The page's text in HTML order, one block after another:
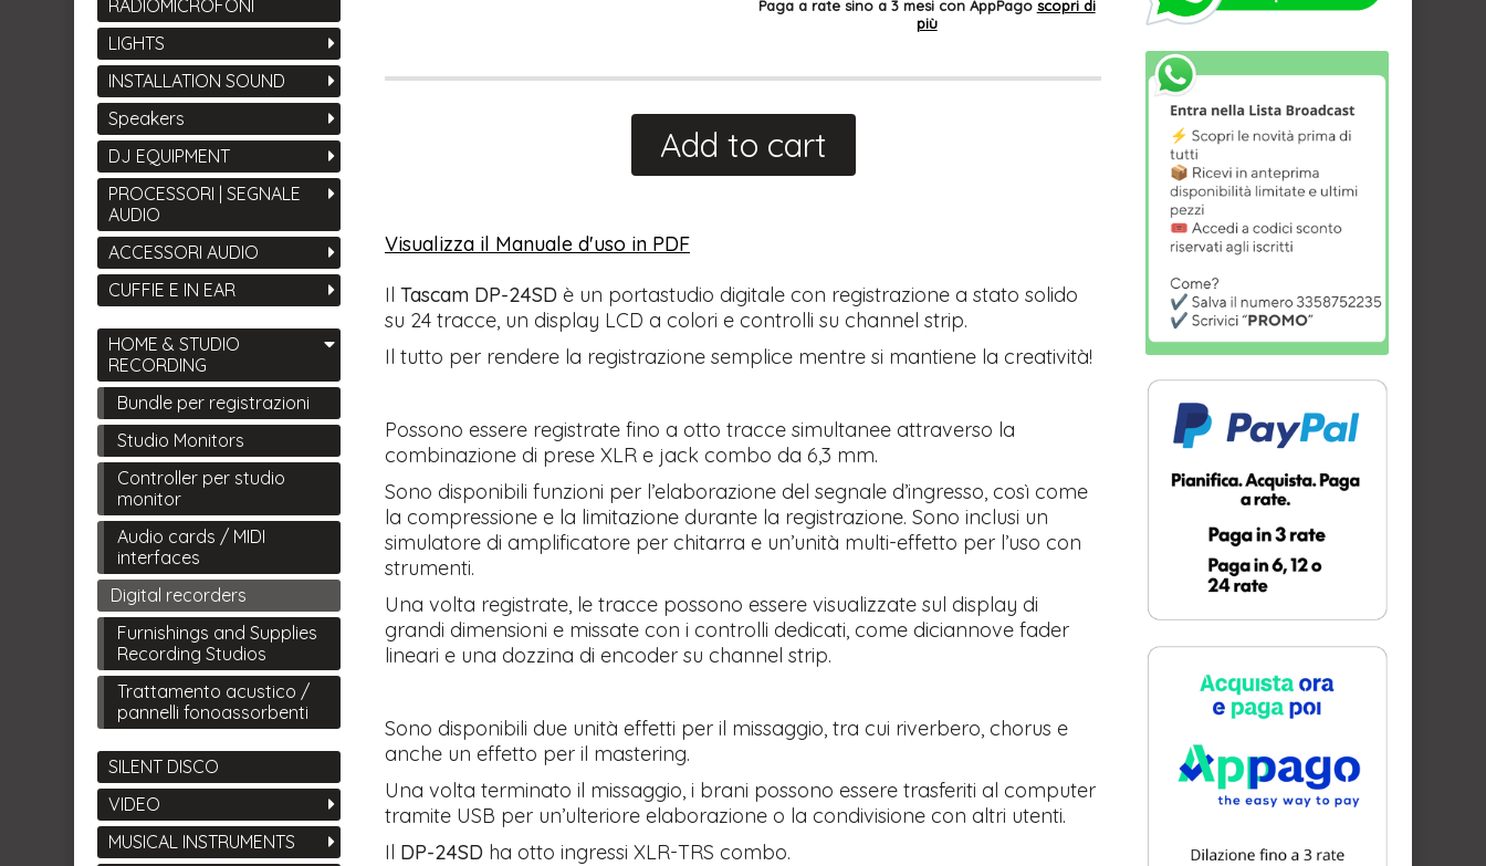
Paga a rate sino a 3 mesi con AppPago scopri di
più
Add to cart
Visualizza il Manuale d'uso in PDF
Il Tascam DP-24SD è un portastudio digitale con registrazione a stato solido
su 24 tracce, un display LCD a colori e controlli su channel strip.
Il tutto per rendere la registrazione semplice mentre si mantiene la creatività!
Possono essere registrate fino a otto tracce simultanee attraverso la
combinazione di prese XLR e jack combo da 6,3 mm.
Sono disponibili funzioni per l’elaborazione del segnale d’ingresso, così come
la compressione e la limitazione durante la registrazione. Sono inclusi un
simulatore di amplificatore per chitarra e un’unità multi-effetto per l’uso con
strumenti.
Una volta registrate, le tracce possono essere visualizzate sul display di
grandi dimensioni e missate con i controlli dedicati, come diciannove fader
lineari e una dozzina di encoder su channel strip.
Sono disponibili due unità effetti per il missaggio, tra cui riverbero, chorus e
anche un effetto per il mastering.
Una volta terminato il missaggio, i brani possono essere trasferiti al computer
tramite USB per un’ulteriore elaborazione o la condivisione con altri utenti.
Il DP-24SD ha otto ingressi XLR-TRS combo.
RADIOMICROFONI
LIGHTS
INSTALLATION SOUND
Speakers
DJ EQUIPMENT
PROCESSORI | SEGNALE
AUDIO
ACCESSORI AUDIO
CUFFIE E IN EAR
HOME & STUDIO
RECORDING
Bundle per registrazioni
Studio Monitors
Controller per studio
monitor
Audio cards / MIDI
interfaces
Digital recorders
Furnishings and Supplies
Recording Studios
Trattamento acustico /
pannelli fonoassorbenti
SILENT DISCO
VIDEO
MUSICAL INSTRUMENTS